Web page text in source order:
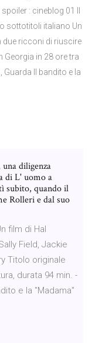
: cineblog 01 Il
sottotitoli italiano Un
ricconi di riuscire
Georgia in 28 ore tra
Guarda Il bandito e la
diligenza
di L' uomo a
subito, quando il
Rolleri e dal suo
film di Hal
Field, Jackie
Titolo originale
durata 94 min. -
e la "Madama"